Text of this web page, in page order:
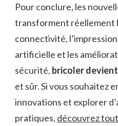
Pour conclure, les
transforment réellement
connectivité,
artificielle et les
sécurité, bricoler
et sûr. Si vous souhaitez
innovations et explorer
pratiques, découvrez tout